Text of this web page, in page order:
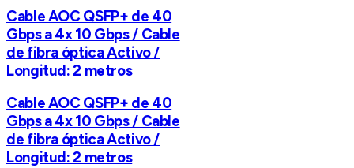
Cable AOC QSFP+ de 40
Gbps a 4x 10 Gbps / Cable
de fibra óptica Activo /
Longitud: 2 metros
Cable AOC QSFP+ de 40
Gbps a 4x 10 Gbps / Cable
de fibra óptica Activo /
Longitud: 2 metros